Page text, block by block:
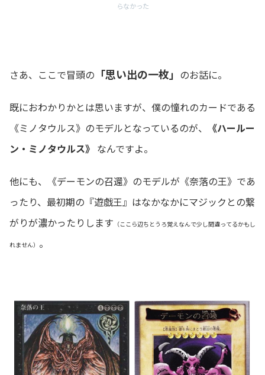
らなかった
さあ、ここで冒頭の 「思い出の一枚」 のお話に。
既におわかりかとは思いますが、僕の憧れのカードである
《ミノタウルス》のモデルとなっているのが、
《ハールー
ン・ミノタウルス》 なんですよ。
他にも、《デーモンの召還》のモデルが《奈落の王》であ
ったり、最初期の『遊戯王』はなかなかにマジックとの繋
がりが濃かったりします （ここら辺ちとうろ覚えなんで少し間違ってるかもし
れません） 。